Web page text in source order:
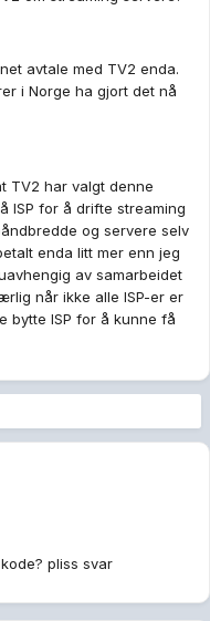
avtale med TV2 enda.
i Norge ha gjort det nå
TV2 har valgt denne
ISP for å drifte streaming
og servere selv
enda litt mer enn jeg
av samarbeidet
når ikke alle ISP-er er
bytte ISP for å kunne få
pliss svar